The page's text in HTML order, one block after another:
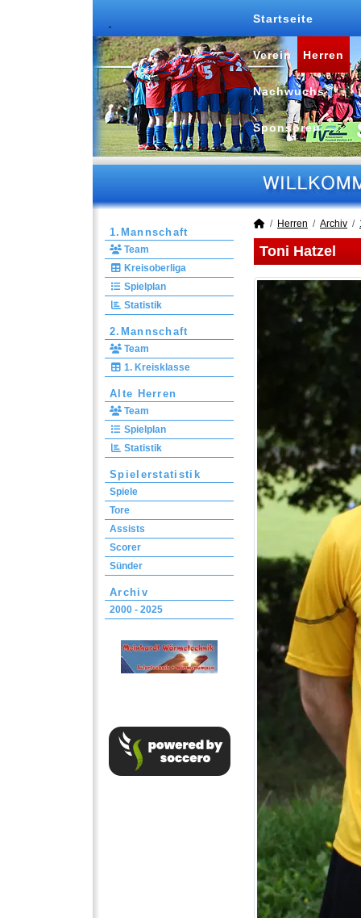
Startseite
Verein Herren
Nachwuchs
Sponsoren
1.Mannschaft
Team
Kreisoberliga
Spielplan
Statistik
2.Mannschaft
Team
1. Kreisklasse
Alte Herren
Team
Spielplan
Statistik
Spielerstatistik
Spiele
Tore
Assists
Scorer
Sünder
Archiv
2000 - 2025
Herren Archiv
Toni Hatzel